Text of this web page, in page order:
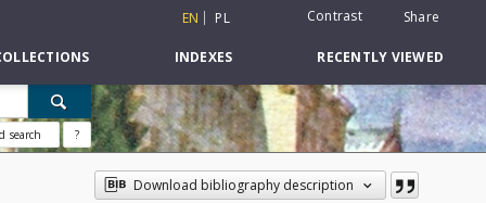
EN PL Contrast Share
INDEXES RECENTLY VIEWED
search ?
Download bibliography description